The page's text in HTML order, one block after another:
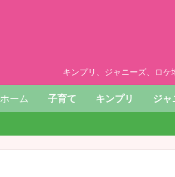
キンプリ、ジャニーズ、ロ
ホーム 子育て キンプリ ジャ